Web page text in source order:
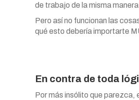
de trabajo de la misma
Pero así no funcionan las
qué esto debería importarte
En contra de toda
Por más insólito que parezca,